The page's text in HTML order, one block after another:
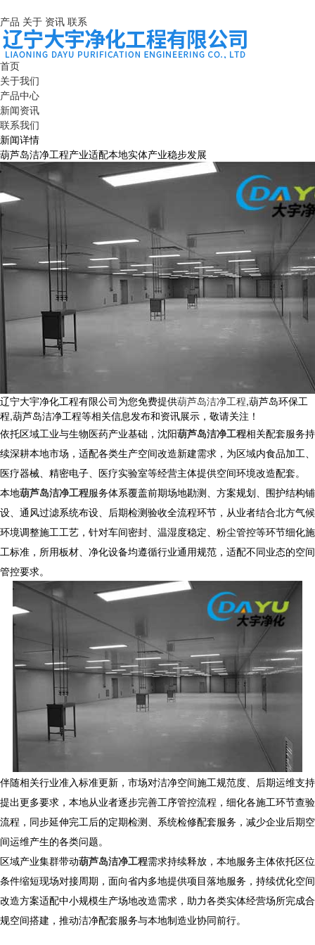
产品 关于 资讯 联系
首页
关于我们
产品中心
新闻资讯
联系我们
新闻详情
葫芦岛洁净工程产业适配本地实体产业稳步发展
辽宁大宇净化工程有限公司为您免费提供葫芦岛洁净工程,葫芦岛环保工
程,葫芦岛洁净工程等相关信息发布和资讯展示，敬请关注！
依托区域工业与生物医药产业基础， 沈阳葫芦岛洁净工程相关配套服务持
续深耕本地市场，适配各类生产空间改造新建需求，为区域内食品加工、
医疗器械、精密电子、医疗实验室等经营主体提供空间环境改造配套。
本地葫芦岛洁净工程服务体系覆盖前期场地勘测、方案规划、围护结构铺
设、通风过滤系统布设、后期检测验收全流程环节，从业者结合北方气候
环境调整施工工艺，针对车间密封、温湿度稳定、粉尘管控等环节细化施
工标准，所用板材、净化设备均遵循行业通用规范，适配不同业态的空间
管控要求。
伴随相关行业准入标准更新，市场对洁净空间施工规范度、后期运维支持
提出更多要求，本地从业者逐步完善工序管控流程，细化各施工环节查验
流程，同步延伸完工后的定期检测、系统检修配套服务，减少企业后期空
间运维产生的各类问题。
区域产业集群带动葫芦岛洁净工程需求持续释放，本地服务主体依托区位
条件缩短现场对接周期，面向省内多地提供项目落地服务，持续优化空间
改造方案适配中小规模生产场地改造需求，助力各类实体经营场所完成合
规空间搭建，推动洁净配套服务与本地制造业协同前行。